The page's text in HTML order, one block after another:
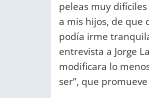
peleas muy
a mis hijos, de que
podía irme
entrevista a Jorge
modificara lo
ser”, que